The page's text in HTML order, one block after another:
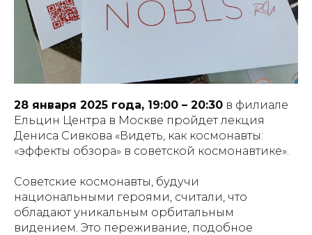
28 января 2025 года, 19:00 – 20:30 в филиале
Ельцин Центра в Москве пройдет лекция
Дениса Сивкова «Видеть, как космонавты:
«эффекты обзора» в советской космонавтике».
Советские космонавты, будучи
национальными героями, считали, что
обладают уникальным орбитальным
видением. Это переживание, подобное